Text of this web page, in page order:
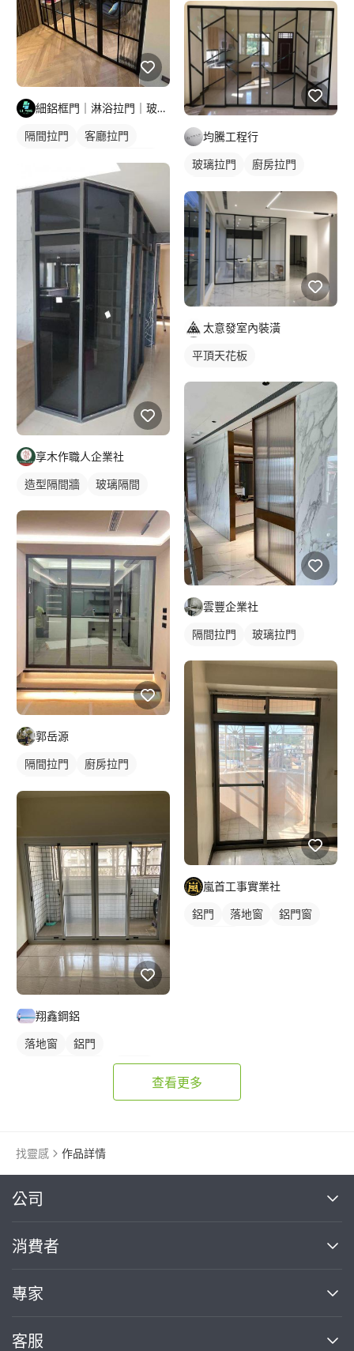
細鋁框門｜淋浴拉門｜玻璃明鏡｜鋁門窗工程
隔間拉門
客廳拉門
玻璃隔間
享木作職人企業社
造型隔間牆 玻璃隔間
郭岳源
隔間拉門
廚房拉門
翔鑫鋼鋁
落地窗
鋁門
鋁門窗
均騰工程行
玻璃拉門
廚房拉門
太意發室內裝潢
平頂天花板
雲豐企業社
隔間拉門 玻璃拉門
嵐首工事實業社
鋁門 落地窗
鋁門窗
查看更多
找靈感 作品詳情
公司
關於我們
部落格
加入我們
消費者
買服務
專家
案件中心
客服
繼續完成